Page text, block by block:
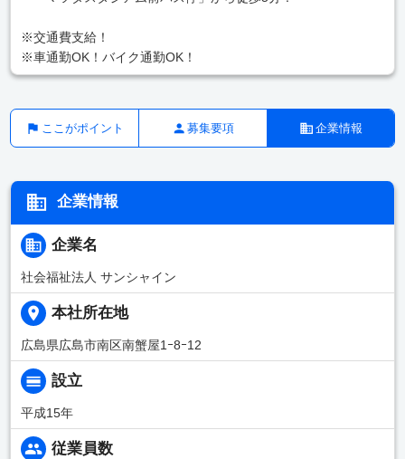
※交通費支給！
※車通勤OK！バイク通勤OK！
ここがポイント 募集要項 企業情報
企業情報
企業名
社会福祉法人 サンシャイン
本社所在地
広島県広島市南区南蟹屋1ｰ8ｰ12
設立
平成15年
従業員数